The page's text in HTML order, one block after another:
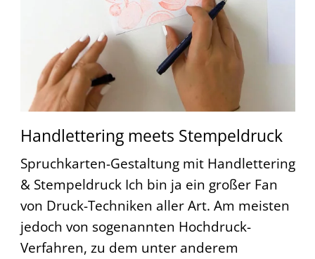
Handlettering meets Stempeldruck
Spruchkarten-Gestaltung mit Handlettering
& Stempeldruck Ich bin ja ein großer Fan
von Druck-Techniken aller Art. Am meisten
jedoch von sogenannten Hochdruck-
Verfahren, zu dem unter anderem